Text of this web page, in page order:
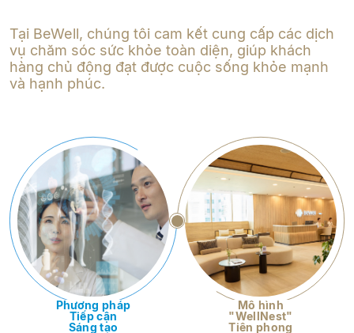
Tại BeWell, chúng tôi cam kết cung cấp các dịch
vụ chăm sóc sức khỏe toàn diện, giúp khách
hàng chủ động đạt được cuộc sống khỏe mạnh
và hạnh phúc.
Phương pháp
Tiếp cận
Sáng tạo
Mô hình
"WellNest"
Tiên phong